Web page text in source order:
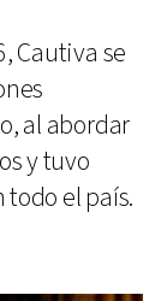
Cautiva se
al abordar
y tuvo
el país.